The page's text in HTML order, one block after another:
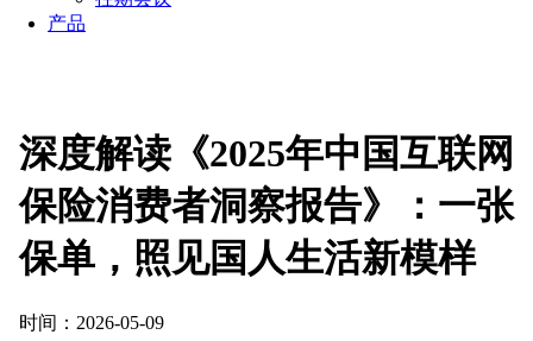
产品
深度解读《2025年中国互联网
保险消费者洞察报告》：一张
保单，照见国人生活新模样
时间：2026-05-09